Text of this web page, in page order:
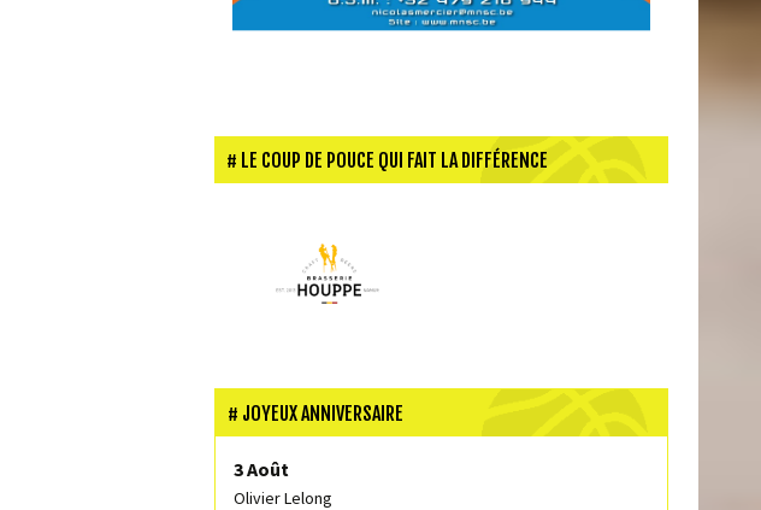
LE COUP DE POUCE QUI FAIT LA DIFFÉRENCE
JOYEUX ANNIVERSAIRE
3 Août
Olivier Lelong